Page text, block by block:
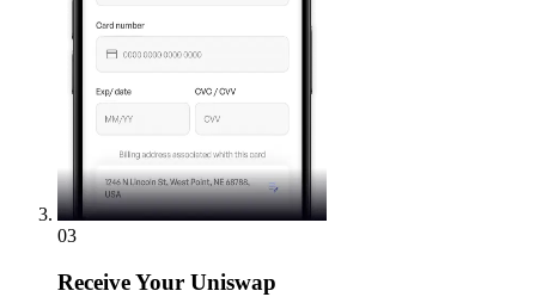
03
ReceiveYour Uniswap